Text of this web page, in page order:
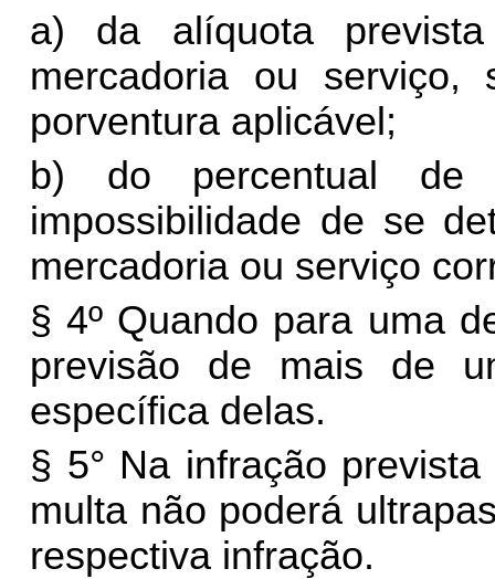
a) da alíquota
mercadoria ou serviço,
porventura aplicável;
b) do percentual
impossibilidade de se
mercadoria ou serviço
§ 4º Quando para uma
previsão de mais de
específica delas.
§ 5° Na infração
multa não poderá
respectiva infração.